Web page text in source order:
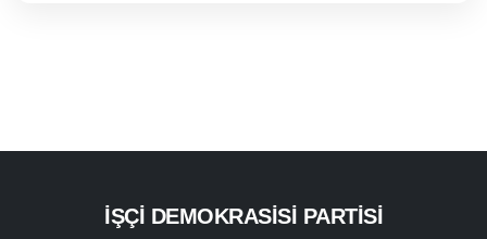
İŞÇI DEMOKRASISI PARTISI